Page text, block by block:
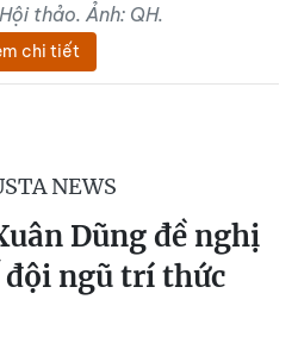
thảo. Ảnh: QH.
chi tiết
NEWS
Dũng đề nghị
đội ngũ trí thức